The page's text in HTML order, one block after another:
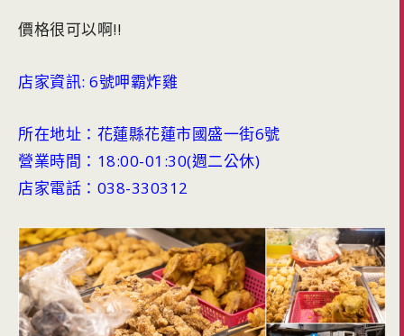
價格很可以啊!!
店家資訊: 6號呷霸炸雞
所在地址：花蓮縣花蓮市國盛一街6號
營業時間：18:00-01:30(週二公休)
店家電話：038-330312